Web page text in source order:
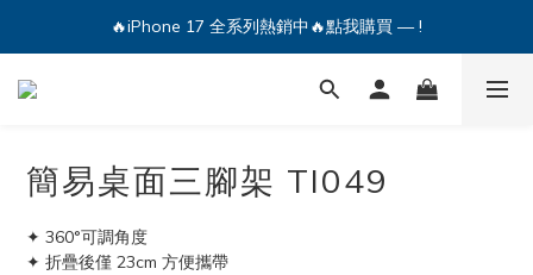
🔥iPhone 17 全系列熱銷中🔥點我購買 — !
💕加入Q哥 Line 新好友領優惠券！🎫
🔥iPhone 17 全系列熱銷中🔥點我購買 — !
簡易桌面三腳架 TI049
✦ 360°可調角度
✦ 折疊後僅 23cm 方便攜帶